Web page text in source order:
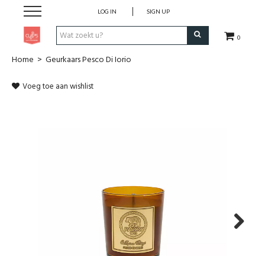
0
LOG IN SIGN UP
Pen & Papier
Home > Geurkaars Pesco Di Iorio
Voeg toe aan wishlist